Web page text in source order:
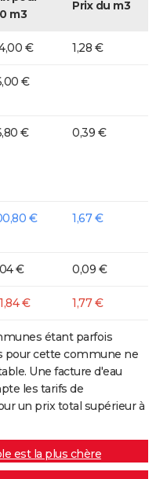
m3
Prix du m3
€ 1,28 €
€
€ 0,39 €
€ 1,67 €
€ 0,09 €
€ 1,77 €
étant parfois
pour cette commune ne
Une facture d'eau
les tarifs de
un prix total supérieur à
est la plus chère